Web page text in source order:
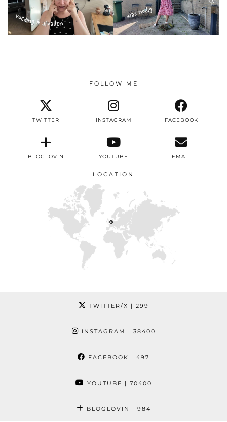
FOLLOW ME
TWITTER INSTAGRAM FACEBOOK
BLOGLOVIN YOUTUBE EMAIL
LOCATION
TWITTER/X | 299
INSTAGRAM | 38400
FACEBOOK | 497
YOUTUBE | 70400
BLOGLOVIN | 984